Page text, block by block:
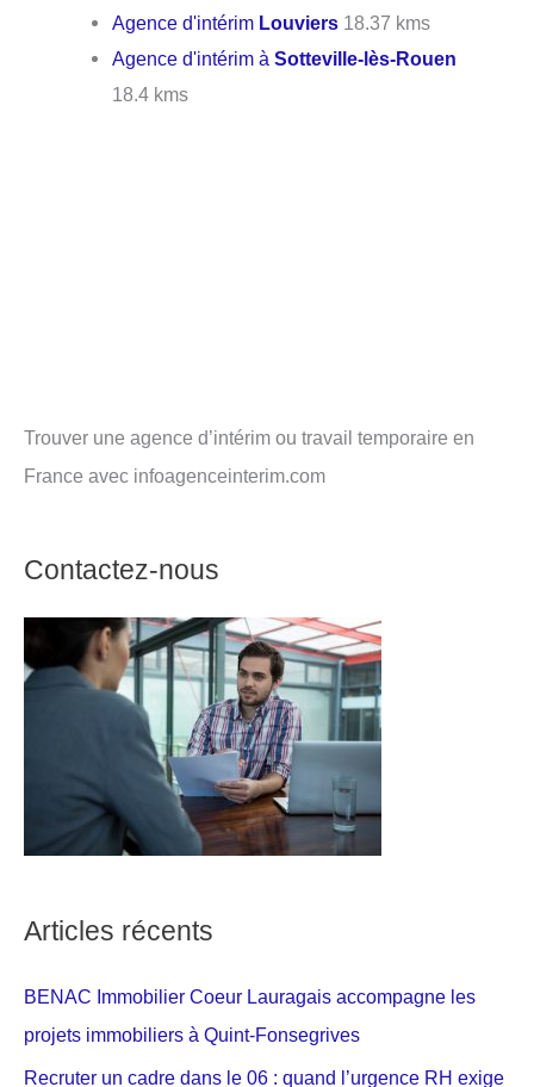
Agence d'intérim Louviers 18.37 kms
Agence d'intérim àSotteville-lès-Rouen
18.4 kms
Trouver une agence d’intérim ou travail temporaire en
France avec infoagenceinterim.com
Contactez-nous
Articles récents
BENAC Immobilier Coeur Lauragais accompagne les
projets immobiliers à Quint-Fonsegrives
Recruter un cadre dans le 06 : quand l’urgence RH exige